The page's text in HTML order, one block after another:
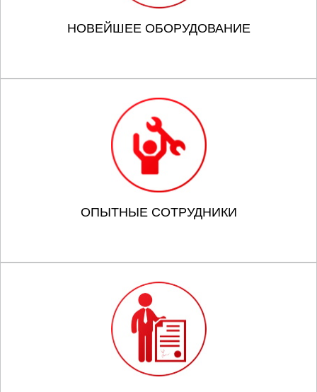
НОВЕЙШЕЕ ОБОРУДОВАНИЕ
ОПЫТНЫЕ СОТРУДНИКИ